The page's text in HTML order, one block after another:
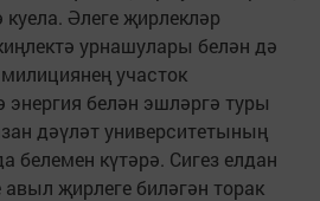
Әлеге җирлекләр
урнашулары белән дә
участок
энергия белән эшләргә туры
дәүләт университетының
белемен күтәрә. Сигез елдан
җирлеге биләгән торак